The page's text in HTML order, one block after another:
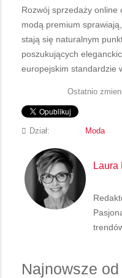
Rozwój sprzedaży online
modą premium
stają się naturalnym
poszukujących
europejskim standardzie
Ostatnio
Dział: Moda
Laura
Najnowsze od